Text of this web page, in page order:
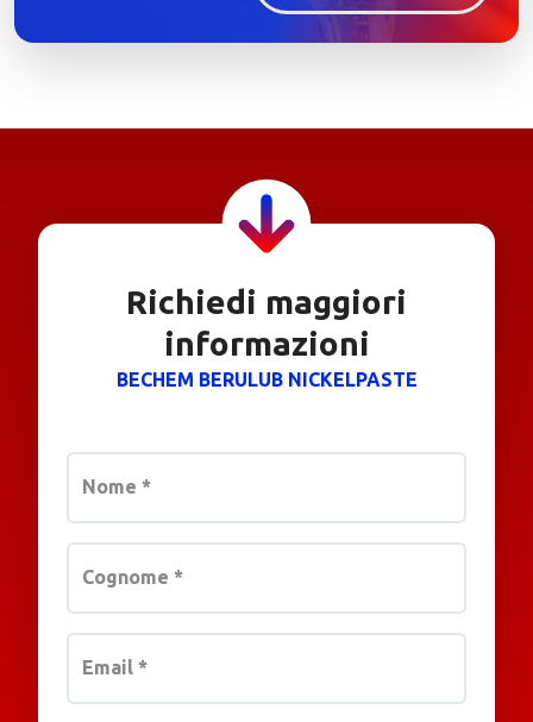
Richiedi maggiori
informazioni
BECHEM BERULUB NICKELPASTE
Nome *
Cognome *
Email *